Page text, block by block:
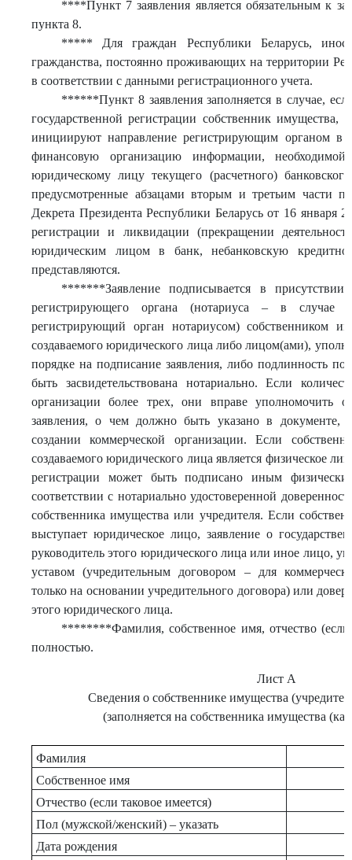
****Пункт 7 заявления является обязательным к
пункта 8.
***** Для граждан Республики Беларусь,
гражданства, постоянно проживающих на территории
в соответствии с данными регистрационного учета.
******Пункт 8 заявления заполняется в случае,
государственной регистрации собственник имущества,
инициируют направление регистрирующим органом в
финансовую организацию информации,
юридическому лицу текущего (расчетного)
предусмотренные абзацами вторым и третьим части
Декрета Президента Республики Беларусь от 16 января
регистрации и ликвидации (прекращении
юридическим лицом в банк, небанковскую
представляются.
*******Заявление подписывается в присутствии
регистрирующего органа (нотариуса – в случае
регистрирующий орган нотариусом) собственником
создаваемого юридического лица либо лицом(ами),
порядке на подписание заявления, либо подлинность
быть засвидетельствована нотариально. Если
организации более трех, они вправе уполномочить
заявления, о чем должно быть указано в документе,
создании коммерческой организации. Если
создаваемого юридического лица является физическое
регистрации может быть подписано иным
соответствии с нотариально удостоверенной
собственника имущества или учредителя. Если
выступает юридическое лицо, заявление о
руководитель этого юридического лица или иное лицо,
уставом (учредительным договором – для
только на основании учредительного договора) или
этого юридического лица.
********Фамилия, собственное имя, отчество (если
полностью.
Лист А
Сведения о собственнике имущества
(заполняется на собственника имущества
Фамилия
Собственное имя
Отчество (если таковое имеется)
Пол (мужской/женский) – указать
Дата рождения